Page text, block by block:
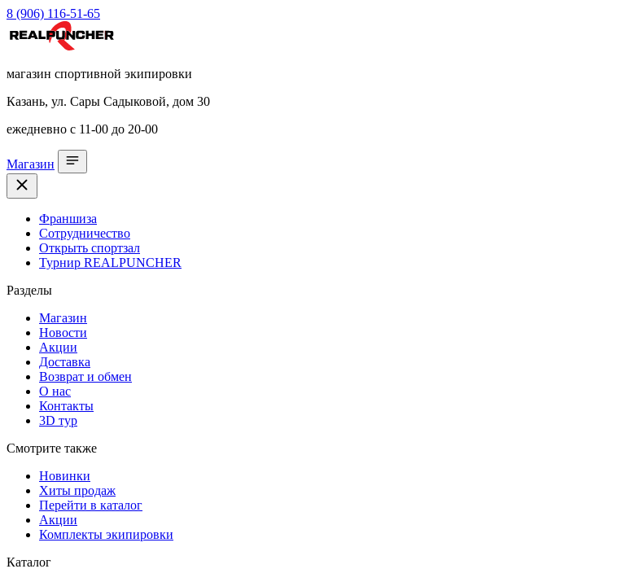
8 (906) 116-51-65
магазин спортивной экипировки
Казань, ул. Сары Садыковой, дом 30
ежедневно с 11-00 до 20-00
Магазин
Франшиза
Сотрудничество
Открыть спортзал
Турнир REALPUNCHER
Разделы
Магазин
Новости
Акции
Доставка
Возврат и обмен
О нас
Контакты
3D тур
Смотрите также
Новинки
Хиты продаж
Перейти в каталог
Акции
Комплекты экипировки
Каталог